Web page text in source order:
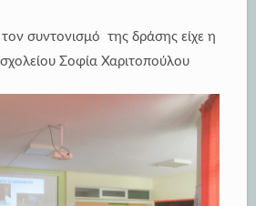
συντονισμό της δράσης είχε η
σχολείου Σοφία Χαριτοπούλου